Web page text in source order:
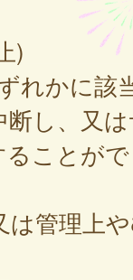
)
れかに該
し、又
ことが
管理上